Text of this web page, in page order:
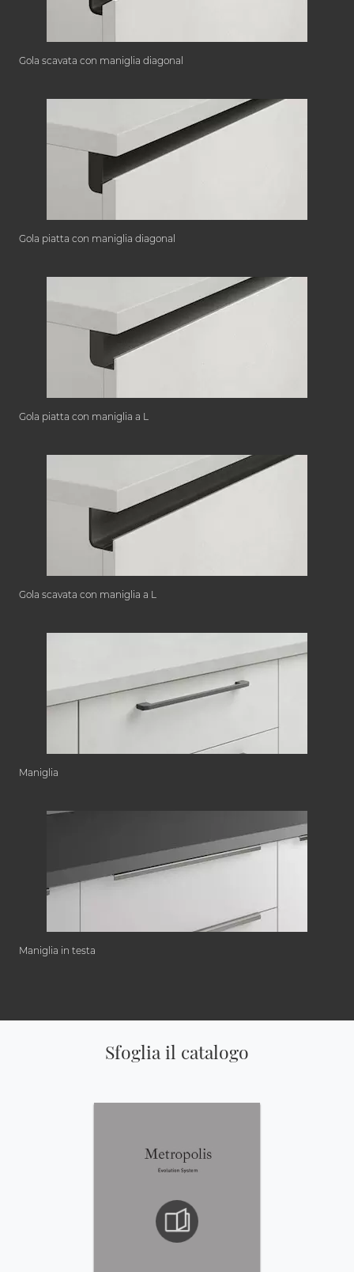
Gola scavata con maniglia diagonal
Gola piatta con maniglia diagonal
Gola piatta con maniglia a L
Gola scavata con maniglia a L
Maniglia
Maniglia in testa
Sfoglia il catalogo